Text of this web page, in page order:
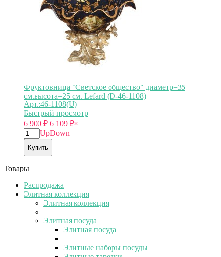
Фруктовница "Светское общество" диаметр=35
см.высота=25 см. Lefard (D-46-1108)
Арт.:46-1108(U)
Быстрый просмотр
6 900 ₽ 6 109 ₽×
UpDown
Купить
Товары
Распродажа
Элитная коллекция
Элитная коллекция
Элитная посуда
Элитная посуда
Элитные наборы посуды